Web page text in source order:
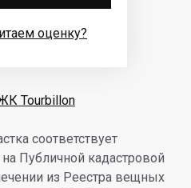
соответствует
Публичной кадастровой
из Реестра вещных
оценку?
Tourbillon